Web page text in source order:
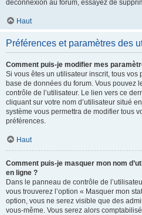
déconnexion au forum, essayez de
Haut
Préférences et paramètres des
Comment puis-je modifier mes
Si vous êtes un utilisateur inscrit, tous vos
base de données du forum. Vous pouvez
contrôle de l’utilisateur. Le lien vers ce
cliquant sur votre nom d’utilisateur situé
système vous permettra de modifier tous
préférences.
Haut
Comment puis-je masquer mon nom
en ligne ?
Dans le panneau de contrôle de
vous trouverez l’option « Masquer mon
option, vous ne serez visible que des
vous-même. Vous serez alors